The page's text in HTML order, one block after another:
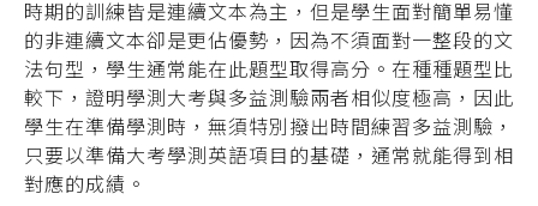
時期的訓練皆是連續文本為主，但是學生面對簡單易懂
的非連續文本卻是更佔優勢，因為不須面對一整段的文
法句型，學生通常能在此題型取得高分。在種種題型比
較下，證明學測大考與多益測驗兩者相似度極高，因此
學生在準備學測時，無須特別撥出時間練習多益測驗，
只要以準備大考學測英語項目的基礎，通常就能得到相
對應的成績。